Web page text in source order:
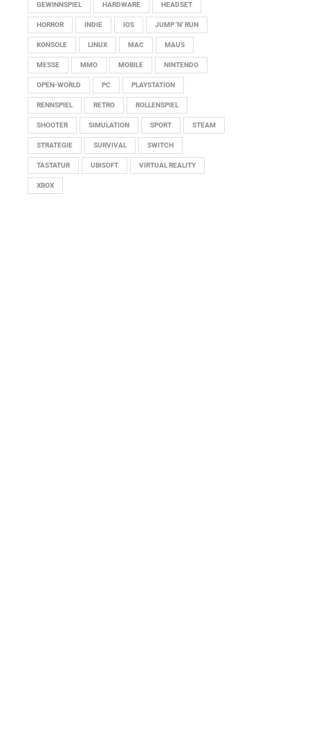
GEWINNSPIEL HARDWARE HEADSET
HORROR INDIE IOS JUMP 'N' RUN
KONSOLE LINUX MAC MAUS
MESSE MMO MOBILE NINTENDO
OPEN-WORLD PC PLAYSTATION
RENNSPIEL RETRO ROLLENSPIEL
SHOOTER SIMULATION SPORT STEAM
STRATEGIE SURVIVAL SWITCH
TASTATUR UBISOFT VIRTUAL REALITY
XBOX